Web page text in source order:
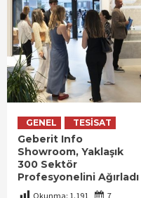
GENEL TESISAT
Geberit Info
Showroom, Yaklaşık
300 Sektör
Profesyonelini Ağırladı
Okunma: 1.191
7